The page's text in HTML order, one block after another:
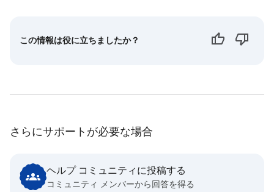
この情報は役に立ちましたか？
さらにサポートが必要な場合
ヘルプ コミュニティに投稿する
コミュニティ メンバーから回答を得る